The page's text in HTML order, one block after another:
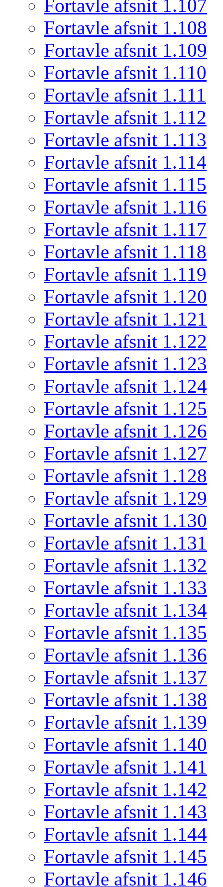
Fortavle afsnit 1.107
Fortavle afsnit 1.108
Fortavle afsnit 1.109
Fortavle afsnit 1.110
Fortavle afsnit 1.111
Fortavle afsnit 1.112
Fortavle afsnit 1.113
Fortavle afsnit 1.114
Fortavle afsnit 1.115
Fortavle afsnit 1.116
Fortavle afsnit 1.117
Fortavle afsnit 1.118
Fortavle afsnit 1.119
Fortavle afsnit 1.120
Fortavle afsnit 1.121
Fortavle afsnit 1.122
Fortavle afsnit 1.123
Fortavle afsnit 1.124
Fortavle afsnit 1.125
Fortavle afsnit 1.126
Fortavle afsnit 1.127
Fortavle afsnit 1.128
Fortavle afsnit 1.129
Fortavle afsnit 1.130
Fortavle afsnit 1.131
Fortavle afsnit 1.132
Fortavle afsnit 1.133
Fortavle afsnit 1.134
Fortavle afsnit 1.135
Fortavle afsnit 1.136
Fortavle afsnit 1.137
Fortavle afsnit 1.138
Fortavle afsnit 1.139
Fortavle afsnit 1.140
Fortavle afsnit 1.141
Fortavle afsnit 1.142
Fortavle afsnit 1.143
Fortavle afsnit 1.144
Fortavle afsnit 1.145
Fortavle afsnit 1.146